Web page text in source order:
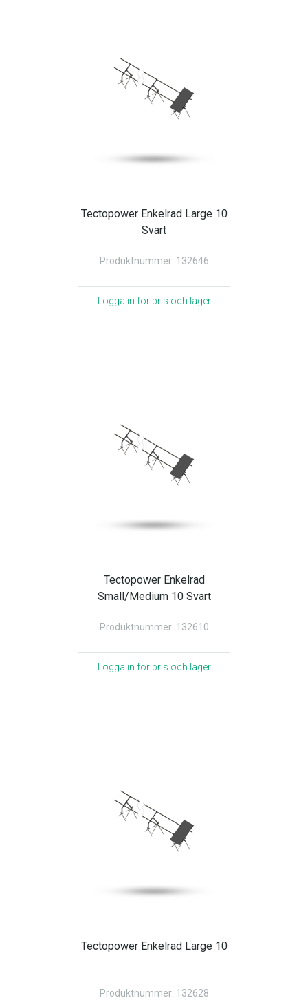
Tectopower Enkelrad Large 10
Svart
Produktnummer: 132646
Logga in för pris och lager
Tectopower Enkelrad
Small/Medium 10 Svart
Produktnummer: 132610
Logga in för pris och lager
Tectopower Enkelrad Large 10
Produktnummer: 132628